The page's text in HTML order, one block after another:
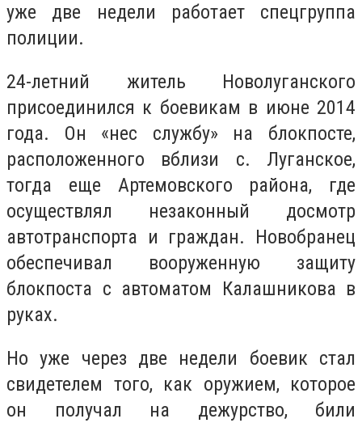
уже две недели работает спецгруппа
полиции.
24-летний житель Новолуганского
присоединился к боевикам в июне 2014
года. Он «нес службу» на блокпосте,
расположенного вблизи с. Луганское,
тогда еще Артемовского района, где
осуществлял незаконный досмотр
автотранспорта и граждан. Новобранец
обеспечивал вооруженную защиту
блокпоста с автоматом Калашникова в
руках.
Но уже через две недели боевик стал
свидетелем того, как оружием, которое
он получал на дежурство, били